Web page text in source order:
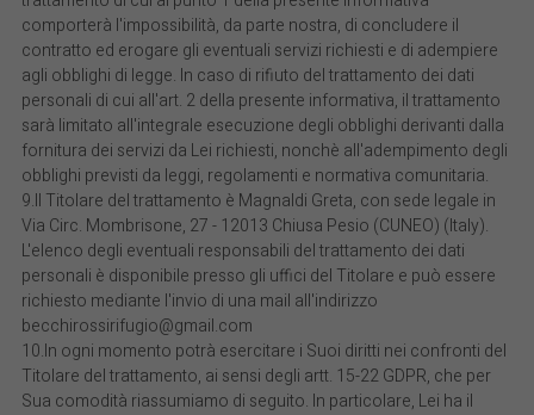
comporterà l'impossibilità, da parte nostra, di concludere il
contratto ed erogare gli eventuali servizi richiesti e di adempiere
agli obblighi di legge. In caso di rifiuto del trattamento dei dati
personali di cui all'art. 2 della presente informativa, il trattamento
sarà limitato all'integrale esecuzione degli obblighi derivanti dalla
fornitura dei servizi da Lei richiesti, nonchè all'adempimento degli
obblighi previsti da leggi, regolamenti e normativa comunitaria.
9.Il Titolare del trattamento è Magnaldi Greta, con sede legale in
Via Circ. Mombrisone, 27 - 12013 Chiusa Pesio (CUNEO) (Italy).
L'elenco degli eventuali responsabili del trattamento dei dati
personali è disponibile presso gli uffici del Titolare e può essere
richiesto mediante l'invio di una mail all'indirizzo
becchirossirifugio@gmail.com
10.In ogni momento potrà esercitare i Suoi diritti nei confronti del
Titolare del trattamento, ai sensi degli artt. 15-22 GDPR, che per
Sua comodità riassumiamo di seguito. In particolare, Lei ha il